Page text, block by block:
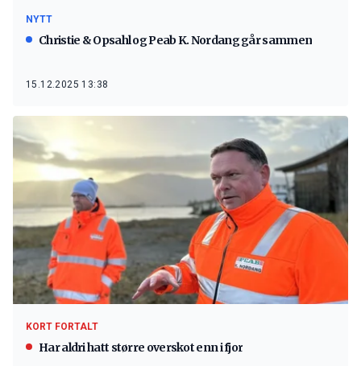
NYTT
Christie & Opsahl og Peab K. Nordang går sammen
15.12.2025 13:38
KORT FORTALT
Har aldri hatt større overskot enn i fjor